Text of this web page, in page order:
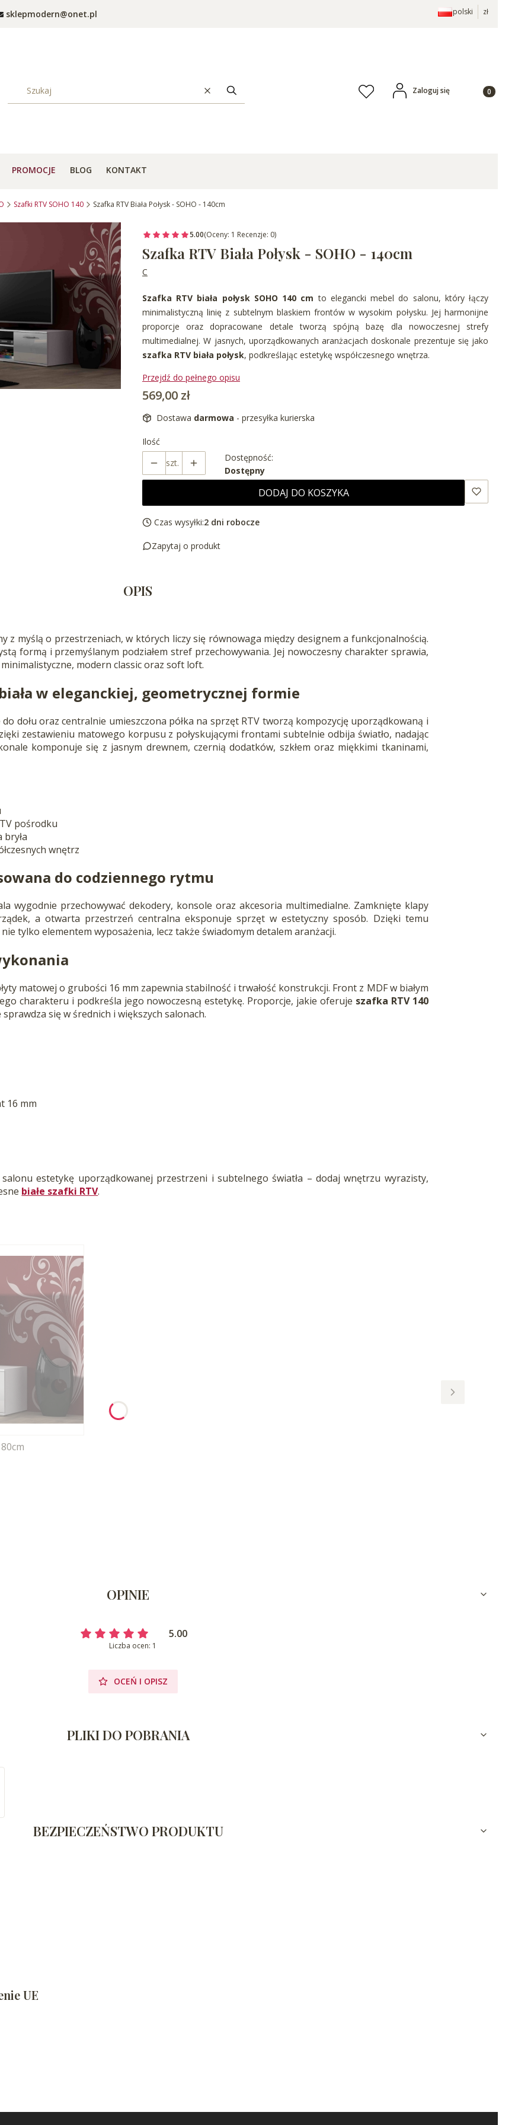
sklepmodern@onet.pl polski zł
WyczyśćSzukaj Ulubione Zaloguj się Produkty w
PROMOCJE BLOG KONTAKT
Szafki RTV SOHO 140 Szafka RTV Biała Połysk - SOHO - 140cm
5.00(Oceny: 1 Recenzje: 0)
Szafka RTV Biała Połysk - SOHO - 140cm
C
Szafka RTV biała połysk SOHO 140 cm to elegancki mebel do salonu, który łączy
minimalistyczną linię z subtelnym blaskiem frontów w wysokim połysku. Jej harmonijne
proporcje oraz dopracowane detale tworzą spójną bazę dla nowoczesnej strefy
multimedialnej. W jasnych, uporządkowanych aranżacjach doskonale prezentuje się jako
szafka RTV biała połysk, podkreślając estetykę współczesnego wnętrza.
Przejdź do pełnego opisu
Cena
569,00 zł
Dostawa darmowa - przesyłka kurierska
Ilość
szt.
Dostępność:
Dostępny
DODAJ DO KOSZYKA
Czas wysyłki:2 dni robocze
Zapytaj o produkt
OPIS
z myślą o przestrzeniach, w których liczy się równowaga między designem a funkcjonalnością.
formą i przemyślanym podziałem stref przechowywania. Jej nowoczesny charakter sprawia,
modern classic oraz soft loft.
w eleganckiej, geometrycznej formie
dołu oraz centralnie umieszczona półka na sprzęt RTV tworzą kompozycję uporządkowaną i
zestawieniu matowego korpusu z połyskującymi frontami subtelnie odbija światło, nadając
komponuje się z jasnym drewnem, czernią dodatków, szkłem oraz miękkimi tkaninami,
pośrodku
wnętrz
do codziennego rytmu
wygodnie przechowywać dekodery, konsole oraz akcesoria multimedialne. Zamknięte klapy
a otwarta przestrzeń centralna eksponuje sprzęt w estetyczny sposób. Dzięki temu
tylko elementem wyposażenia, lecz także świadomym detalem aranżacji.
matowej o grubości 16 mm zapewnia stabilność i trwałość konstrukcji. Front z MDF w białym
charakteru i podkreśla jego nowoczesną estetykę. Proporcje, jakie oferuje szafka RTV 140
się w średnich i większych salonach.
16 mm
salonu estetykę uporządkowanej przestrzeni i subtelnego światła – dodaj wnętrzu wyrazisty,
białe szafki RTV.
OPINIE
5.00
Liczba ocen: 1
OCEŃ I OPISZ
PLIKI DO POBRANIA
BEZPIECZEŃSTWO PRODUKTU
UE